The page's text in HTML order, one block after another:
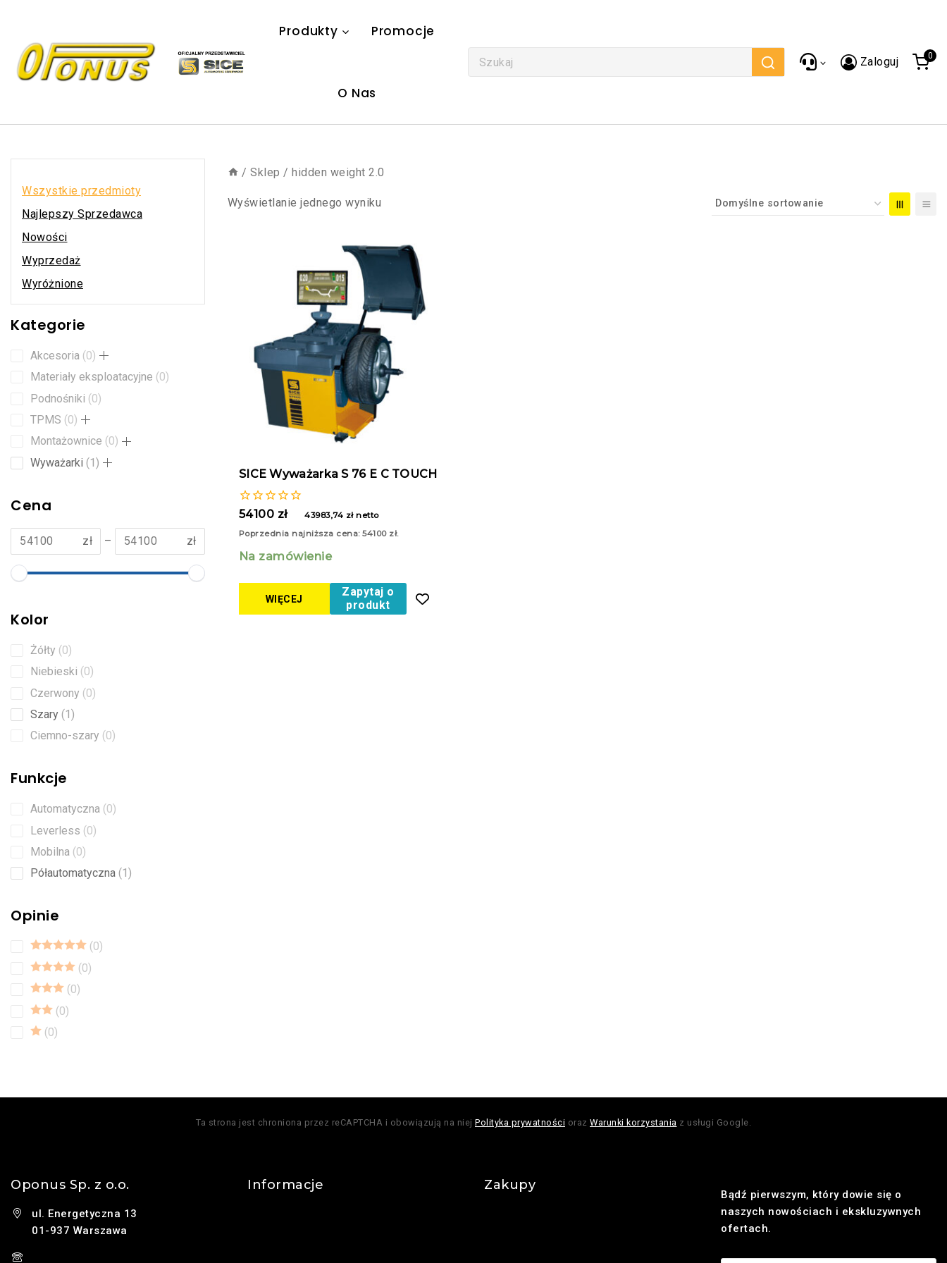
Produkty Promocje
O Nas
Zaloguj 0
/ Sklep / hidden weight 2.0
Wyświetlanie jednego wyniku
SICE Wyważarka S 76 E C TOUCH
0
5
54100 zł 43983,74 złnetto
Poprzednia najniższa cena:54100 zł.
Na zamówienie
WIĘCEJ
Zapytaj o
produkt
Wszystkie przedmioty
Najlepszy Sprzedawca
Nowości
Wyprzedaż
Wyróżnione
Kategorie
Akcesoria 0
Materiały eksploatacyjne 0
Podnośniki 0
TPMS 0
Montażownice 0
Wyważarki 1
Cena
zł – zł
Kolor
Żółty 0
Niebieski 0
Czerwony 0
Szary 1
Ciemno-szary 0
Funkcje
Automatyczna 0
Leverless 0
Mobilna 0
Półautomatyczna 1
Opinie
0
0
0
0
0
Ta strona jest chroniona przez reCAPTCHA i obowiązują na niej Polityka prywatności oraz Warunki korzystania z usługi Google.
Oponus Sp. z o.o.
ul. Energetyczna 13
01-937 Warszawa
Informacje Zakupy
Bądź pierwszym, który dowie się o
naszych nowościach i ekskluzywnych
ofertach.